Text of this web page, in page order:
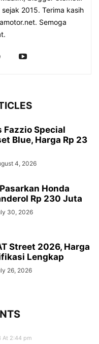
2015. Terima kasih
Semoga
Fazzio Special
Blue, Harga Rp 23
4, 2026
Honda
Rp 230 Juta
30, 2026
Street 2026, Harga
Lengkap
26, 2026
At 2:44 pm